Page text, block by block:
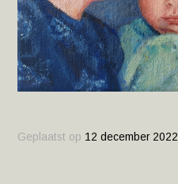
Geplaatst op 12 december 2022